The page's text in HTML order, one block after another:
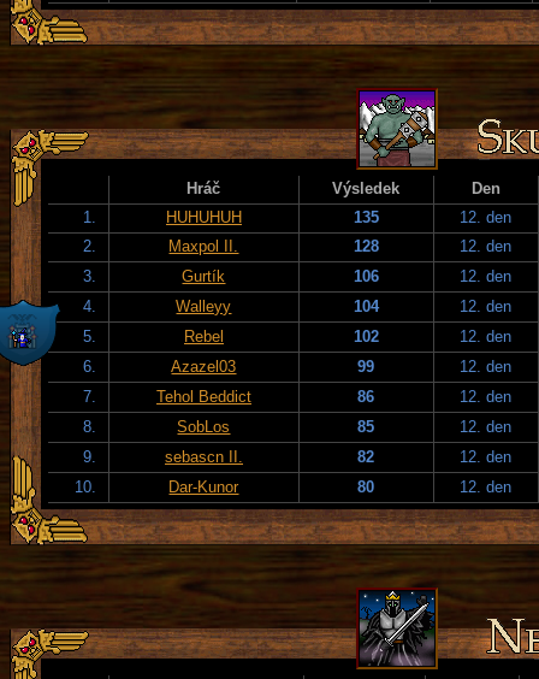
Hráč Výsledek
Den
1.
HUHUHUH 135
12. den
2.
Maxpol II. 128
12. den
3.
Gurtík 106
12. den
4.
Walleyy 104
12. den
5.
Rebel 102
12. den
6.
Azazel03 99
12. den
7.
Tehol Beddict 86
12. den
8.
SobLos 85
12. den
9.
sebascn II. 82
12. den
10.
Dar-Kunor 80 12. den